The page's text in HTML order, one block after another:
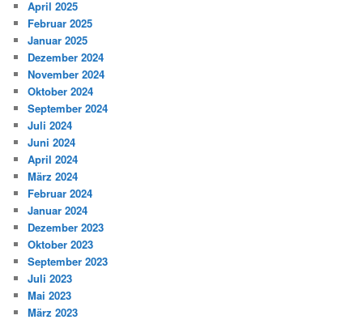
April 2025
Februar 2025
Januar 2025
Dezember 2024
November 2024
Oktober 2024
September 2024
Juli 2024
Juni 2024
April 2024
März 2024
Februar 2024
Januar 2024
Dezember 2023
Oktober 2023
September 2023
Juli 2023
Mai 2023
März 2023